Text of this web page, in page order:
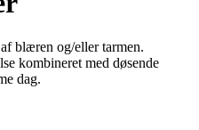
blæren og/eller tarmen.
kombineret med døsende
dag.